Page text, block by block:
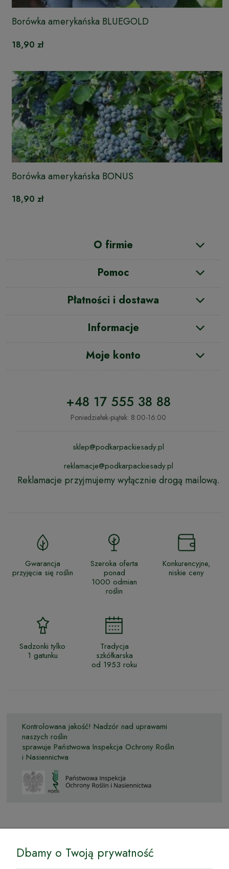
Borówka amerykańska BLUEGOLD
18,90 zł
Borówka amerykańska BONUS
18,90 zł
O firmie
Pomoc
Płatności i dostawa
Informacje
Moje konto
+48 17 555 38 88
Poniedziałek-piątek: 8:00-16:00
sklep@podkarpackiesady.pl
reklamacje@podkarpackiesady.pl
Reklamacje przyjmujemy wyłącznie drogą mailową.
Gwarancja
przyjęcia się roślin
Szeroka oferta
ponad
1000 odmian
roślin
Konkurencyjne,
niskie ceny
Sadzonki tylko
1 gatunku
Tradycja
szkółkarska
od 1953 roku
Kontrolowana jakość! Nadzór nad uprawami
naszych roślin
sprawuje Państwowa Inspekcja Ochrony Roślin
i Nasiennictwa
Dbamy o Twoją prywatność